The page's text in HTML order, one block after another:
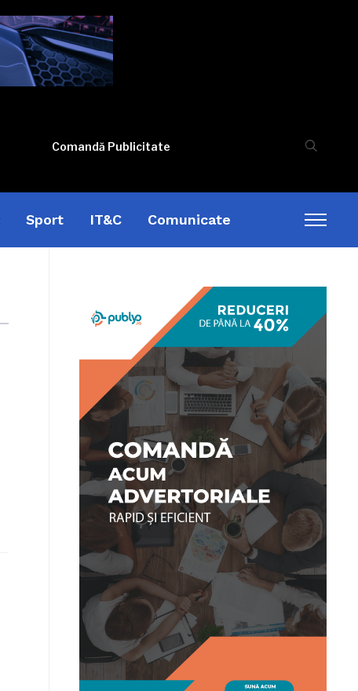
Comandă Publicitate
Sport IT&C Comunicate